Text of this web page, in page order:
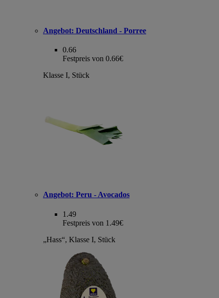
Angebot: Deutschland - Porree
0.66
Festpreis von 0.66€
Klasse I, Stück
Angebot: Peru - Avocados
1.49
Festpreis von 1.49€
„Hass“, Klasse I, Stück